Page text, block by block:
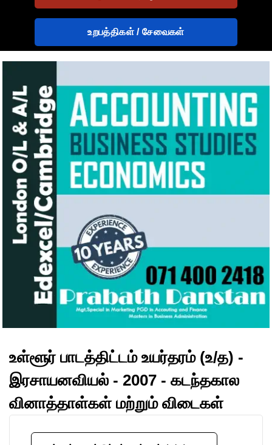
உறபத்திகள் / சேவைகள்
உள்ளூர் பாடத்திட்டம் உயர்தரம் (உ/த) -
இரசாயனவியல் - 2007 - கடந்தகால
வினாத்தாள்கள் மற்றும் விடைகள்